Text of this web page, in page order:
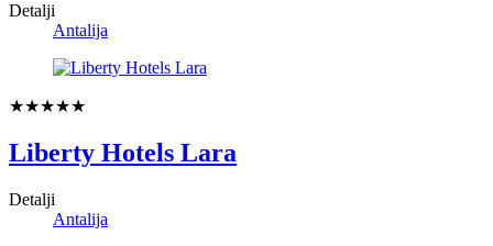
Detalji
Antalija
★★★★★
Liberty Hotels Lara
Detalji
Antalija